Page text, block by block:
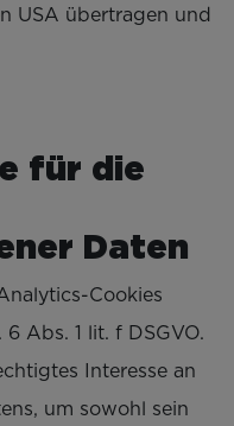
USA übertragen und
für die
Daten
Cookies
Abs. 1 lit. f DSGVO.
Interesse an
um sowohl sein